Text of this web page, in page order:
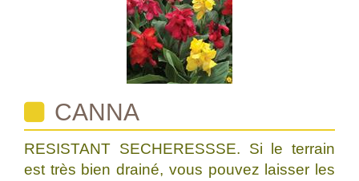
CANNA
RESISTANT SECHERESSSE. Si le terrain
est très bien drainé, vous pouvez laisser les